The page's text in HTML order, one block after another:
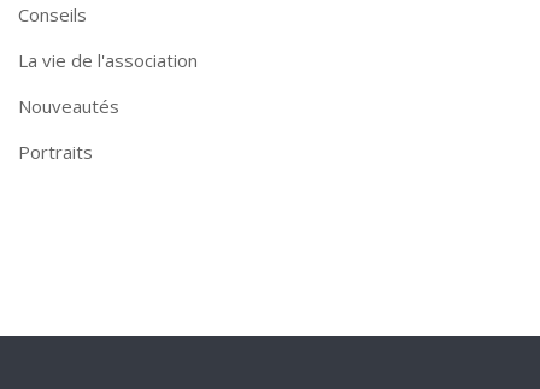
Conseils
La vie de l'association
Nouveautés
Portraits